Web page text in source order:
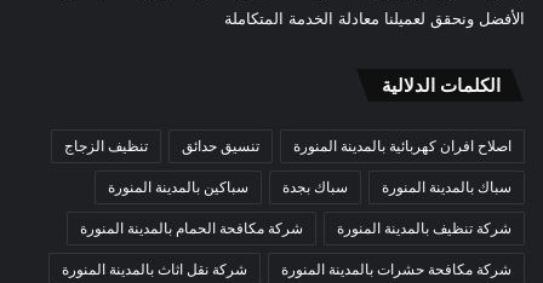
الأفضل ونحقق لعميلنا معادلة الخدمة المتكاملة
الكلمات الدلالية
اصلاح افران كهربائية بالمدينة المنورة تنسيق حدائق تنظيف الزجاج
سباك بالمدينة المنورة سباك بجدة سباكين بالمدينة المنورة
شركة تنظيف بالمدينة المنورة شركة مكافحة الحمام بالمدينة المنورة
شركة مكافحة حشرات بالمدينة المنورة شركة نقل اثاث بالمدينة المنورة